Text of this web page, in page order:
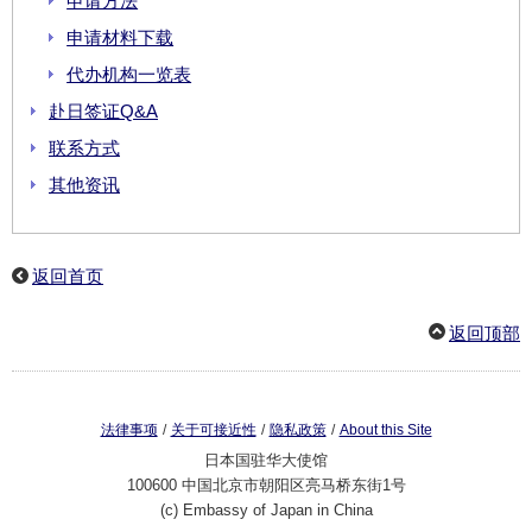
申请材料下载
代办机构一览表
赴日签证Q&A
联系方式
其他资讯
返回首页
返回顶部
法律事项 / 关于可接近性 / 隐私政策 / About this Site
日本国驻华大使馆
100600 中国北京市朝阳区亮马桥东街1号
(c) Embassy of Japan in China